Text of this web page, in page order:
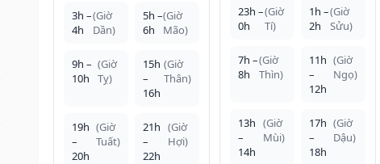
3h –
4h
(Giờ
Dần)
5h –
6h
(Giờ
Mão)
9h –
10h
(Giờ
Tỵ)
15h
–
16h
(Giờ
Thân)
19h
–
20h
(Giờ
Tuất)
21h
–
22h
(Giờ
Hợi)
23h –
0h
(Giờ
Tí)
1h –
2h
(Giờ
Sửu)
7h –
8h
(Giờ
Thìn)
11h
–
12h
(Giờ
Ngọ)
13h
–
14h
(Giờ
Mùi)
17h
–
18h
(Giờ
Dậu)